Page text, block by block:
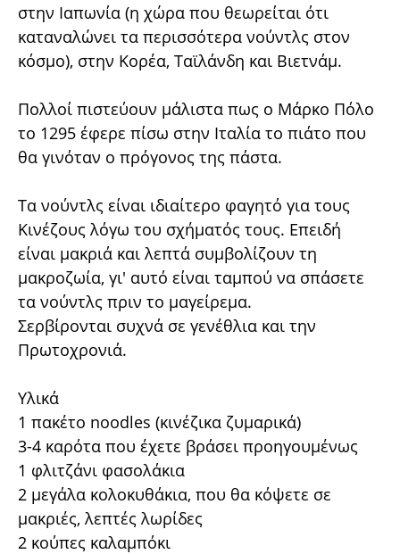
στην Ιαπωνία (η χώρα που θεωρείται ότι
καταναλώνει τα περισσότερα νούντλς στον
κόσμο), στην Κορέα, Ταϊλάνδη και Βιετνάμ.
Πολλοί πιστεύουν μάλιστα πως ο Μάρκο Πόλο
το 1295 έφερε πίσω στην Ιταλία το πιάτο που
θα γινόταν ο πρόγονος της πάστα.
Τα νούντλς είναι ιδιαίτερο φαγητό για τους
Κινέζους λόγω του σχήματός τους. Επειδή
είναι μακριά και λεπτά συμβολίζουν τη
μακροζωία, γι' αυτό είναι ταμπού να σπάσετε
τα νούντλς πριν το μαγείρεμα.
Σερβίρονται συχνά σε γενέθλια και την
Πρωτοχρονιά.
Υλικά
1 πακέτο noodles (κινέζικα ζυμαρικά)
3-4 καρότα που έχετε βράσει προηγουμένως
1 φλιτζάνι φασολάκια
2 μεγάλα κολοκυθάκια, που θα κόψετε σε
μακριές, λεπτές λωρίδες
2 κούπες καλαμπόκι